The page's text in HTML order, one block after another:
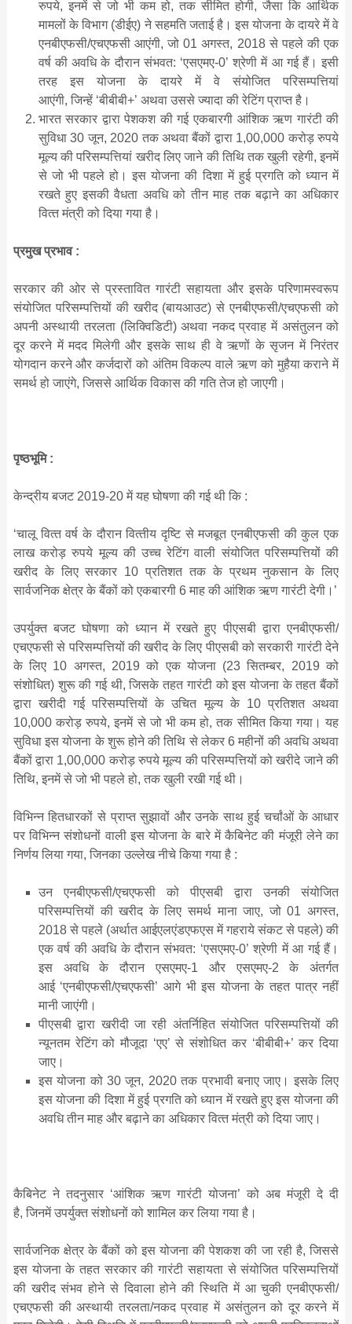
रुपये, इनमें से जो भी कम हो, तक सीमित होगी, जैसा कि आर्थिक
मामलों के विभाग (डीईए) ने सहमति जताई है। इस योजना के दायरे में वे
एनबीएफसी/एचएफसी आएंगी, जो 01 अगस्‍त, 2018 से पहले की एक
वर्ष की अवधि के दौरान संभवत: ‘एसएमए-0’ श्रेणी में आ गई हैं। इसी
तरह इस योजना के दायरे में वे संयोजित परिसम्‍पत्तियां
आएंगी, जिन्‍हें ‘बीबीबी+’ अथवा उससे ज्‍यादा की रेटिंग प्राप्‍त है।
भारत सरकार द्वारा पेशकश की गई एकबारगी आंशिक ऋण गारंटी की
सुविधा 30 जून, 2020 तक अथवा बैंकों द्वारा 1,00,000 करोड़ रुपये
मूल्‍य की परिसम्‍पत्तियां खरीद लिए जाने की तिथि तक खुली रहेगी, इनमें
से जो भी पहले हो। इस योजना की दिशा में हुई प्रगति को ध्‍यान में
रखते हुए इसकी वैधता अवधि को तीन माह तक बढ़ाने का अधिकार
वित्‍त मंत्री को दिया गया है।
प्रमुख प्रभाव :
सरकार की ओर से प्रस्‍तावित गारंटी सहायता और इसके परिणामस्‍वरूप
संयोजित परि‍सम्‍पत्तियों की खरीद (बायआउट) से एनबीएफसी/एचएफसी को
अपनी अस्‍थायी तरलता (लिक्विडिटी) अथवा नकद प्रवाह में असंतुलन को
दूर करने में मदद मिलेगी और इसके साथ ही वे ऋणों के सृजन में निरंतर
योगदान करने और कर्जदारों को अंतिम विकल्‍प वाले ऋण को मुहैया कराने में
समर्थ हो जाएंगे, जिससे आर्थिक विकास की गति तेज हो जाएगी।
पृष्‍ठभूमि :
केन्‍द्रीय बजट 2019-20 में यह घोषणा की गई थी कि :
‘चालू वित्‍त वर्ष के दौरान वित्‍तीय दृष्टि से मजबूत एनबीएफसी की कुल एक
लाख करोड़ रुपये मूल्‍य की उच्‍च रेटिंग वाली संयोजित परिसम्‍पत्तियों की
खरीद के लिए सरकार 10 प्रतिशत तक के प्रथम नुकसान के लिए
सार्वजनिक क्षेत्र के बैंकों को एकबारगी 6 माह की आंशिक ऋण गारंटी देगी।’
उपर्युक्‍त बजट घोषणा को ध्‍यान में रखते हुए पीएसबी द्वारा एनबीएफसी/
एचएफसी से परिसम्‍पत्तियों की खरीद के लिए पीएसबी को सरकारी गारंटी देने
के लिए 10 अगस्‍त, 2019 को एक योजना (23 सितम्‍बर, 2019 को
संशोधित) शुरू की गई थी, जिसके तहत गारंटी को इस योजना के तहत बैंकों
द्वारा खरीदी गई परिसम्‍पत्तियों के उचित मूल्‍य के 10 प्रतिशत अथवा
10,000 करोड़ रुपये, इनमें से जो भी कम हो, तक सीमित किया गया। यह
सुविधा इस योजना के शुरू होने की तिथि से लेकर 6 महीनों की अवधि अथवा
बैंकों द्वारा 1,00,000 करोड़ रुपये मूल्‍य की परि‍सम्‍पत्तियों को खरीदे जाने की
तिथि, इनमें से जो भी पहले हो, तक खुली रखी गई थी।
विभिन्‍न हितधारकों से प्राप्‍त सुझावों और उनके साथ हुई चर्चांओं के आधार
पर विभिन्‍न संशोधनों वाली इस योजना के बारे में कैबिनेट की मंजूरी लेने का
निर्णय लिया गया, जिनका उल्‍लेख नीचे किया गया है :
उन एनबीएफसी/एचएफसी को पीएसबी द्वारा उनकी संयोजित
परिसम्‍पत्तियों की खरीद के लिए समर्थ माना जाए, जो 01 अगस्‍त,
2018 से पहले (अर्थात आईएलएंडएफएस में गहराये संकट से पहले) की
एक वर्ष की अवधि के दौरान संभवत: ‘एसएमए-0’ श्रेणी में आ गई हैं।
इस अवधि के दौरान एसएमए-1 और एसएमए-2 के अंतर्गत
आई ‘एनबीएफसी/एचएफसी’ आगे भी इस योजना के तहत पात्र नहीं
मानी जाएंगी।
पीएसबी द्वारा खरीदी जा रही अंतर्निहित संयोजित परि‍सम्‍पत्तियों की
न्‍यूनतम रेटिंग को मौजूदा ‘एए’ से संशोधित कर ‘बीबीबी+’ कर दिया
जाए।
इस योजना को 30 जून, 2020 तक प्रभावी बनाए जाए। इसके लिए
इस योजना की दिशा में हुई प्रगति को ध्‍यान में रखते हुए इस योजना की
अवधि तीन माह और बढ़ाने का अधिकार वित्‍त मंत्री को दिया जाए।
कैबिनेट ने तदनुसार ‘आंशिक ऋण गारंटी योजना’ को अब मंजूरी दे दी
है, जिनमें उपर्युक्‍त संशोधनों को शामिल कर लिया गया है।
सार्वजनिक क्षेत्र के बैंकों को इस योजना की पेशकश की जा रही है, जिससे
इस योजना के तहत सरकार की गारंटी सहायता से संयोजित परिसम्‍पत्तियों
की खरीद संभव होने से दिवाला होने की स्थिति में आ चुकी एनबीएफसी/
एचएफसी की अस्‍थायी तरलता/नकद प्रवाह में असंतुलन को दूर करने में